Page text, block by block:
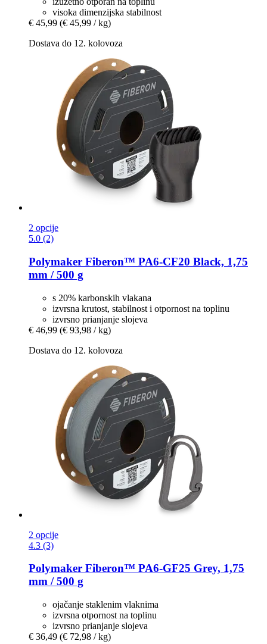
visoka dimenzijska stabilnost
€ 45,99 (€ 45,99 / kg)
Dostava do 12. kolovoza
2 opcije
5.0 (2)
Polymaker Fiberon™ PA6-​CF20 Black, 1,75
mm / 500 g
s 20% karbonskih vlakana
izvrsna krutost, stabilnost i otpornost na toplinu
izvrsno prianjanje slojeva
€ 46,99 (€ 93,98 / kg)
Dostava do 12. kolovoza
2 opcije
4.3 (3)
Polymaker Fiberon™ PA6-​GF25 Grey, 1,75
mm / 500 g
ojačanje staklenim vlaknima
izvrsna otpornost na toplinu
izvrsno prianjanje slojeva
€ 36,49 (€ 72,98 / kg)